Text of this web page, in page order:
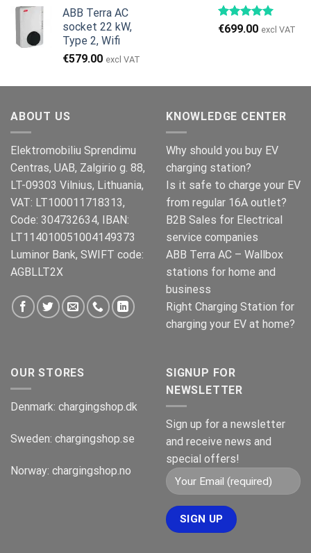
pris
var:
€999.00.
pris
er:
€979.00.
ABB Terra AC
socket 22 kW,
Type 2, Wifi
€579.00 excl VAT
€699.00 excl VAT
ABOUT US
Elektromobiliu Sprendimu
Centras, UAB, Zalgirio g. 88,
LT-09303 Vilnius, Lithuania,
VAT: LT100011718313,
Code: 304732634, IBAN:
LT114010051004149373
Luminor Bank, SWIFT code:
AGBLLT2X
KNOWLEDGE CENTER
Why should you buy EV
charging station?
Is it safe to charge your EV
from regular 16A outlet?
B2B Sales for Electrical
service companies
ABB Terra AC – Wallbox
stations for home and
business
Right Charging Station for
charging your EV at home?
OUR STORES
Denmark: chargingshop.dk
Sweden: chargingshop.se
Norway: chargingshop.no
SIGNUP FOR
NEWSLETTER
Sign up for a newsletter
and receive news and
special offers!